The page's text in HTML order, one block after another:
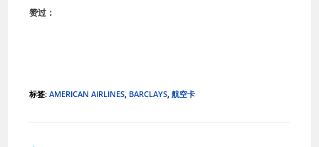
赞过：
标签:AMERICAN AIRLINES, BARCLAYS, 航空卡